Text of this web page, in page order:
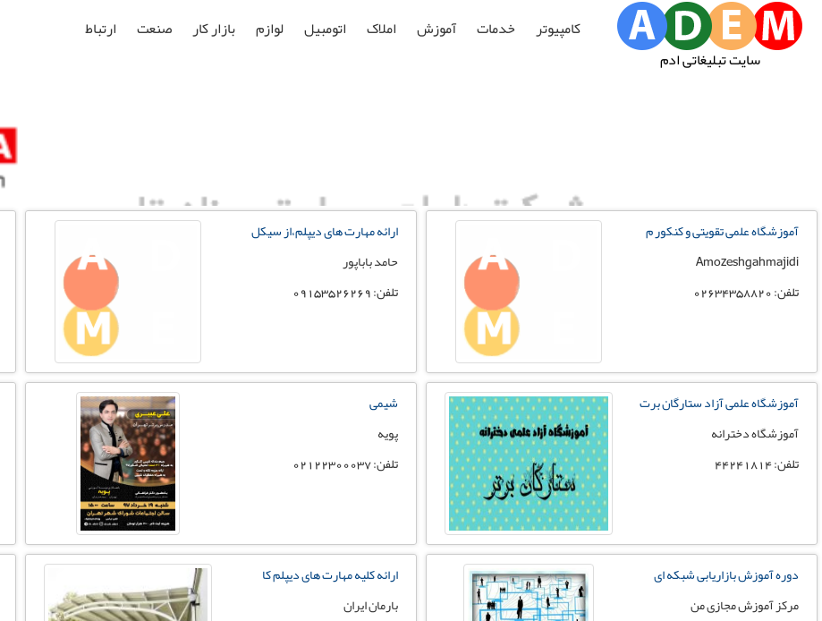
سایت تبلیغاتی ادم
کامپیوتر خدمات آموزش املاک اتومبیل لوازم بازار کار صنعت
ارتباط
آموزشگاه علمی تقویتی و کنکور م
Amozeshgahmajidi
تلفن: 02634358820
ارائه مهارت های دیپلم،از سیکل
حامد باباپور
تلفن: 09153526269
آموزشگاه علمی آزاد ستارگان برت
آموزشگاه دخترانه
تلفن: 44241814
شیمی
پویه
تلفن: 02122300037
دوره آموزش بازاریابی شبکه ای
مرکز آموزش مجازی من
ارائه کلیه مهارت های دیپلم کا
بارمان ایران